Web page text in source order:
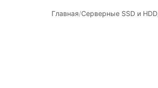
Главная Серверные SSD и HDD